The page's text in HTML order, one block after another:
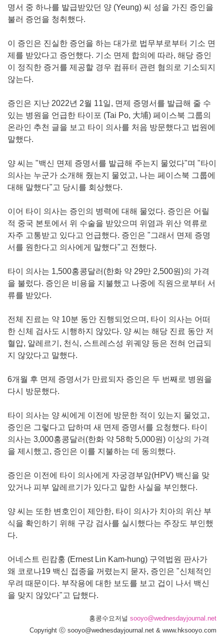
명서 중 하나를 발급받았던 양 (Yeung) 씨 성을 가진 증인을
불러 증언을 청취했다.
이 증인은 진실한 증언을 하는 대가로 법무부로부터 기소 면
제를 받았다고 증언했다. 기소 면제 합의에 따라, 해당 증인
이 정직한 증거를 제공할 경우 컴퓨터 관련 혐의로 기소되지
않는다.
증인은 지난 2022년 2월 11일, 면제 증명서를 발급해 줄 수
있는 병원을 언급한 타이포 (Tai Po, 大埔) 페이스북 그룹의
온라인 추천 글을 보고 타이 의사를 처음 방문했다고 법원에
말했다.
양 씨는 "백신 면제 증명서를 발급해 주는지 물었다"며 "타이
의사는 누군가 소개해 줬는지 물었고, 나는 페이스북 그룹에
대해 말했다"고 당시를 회상했다.
이어 타이 의사는 증인의 병력에 대해 물었다. 증인은 어릴
적 중국 본토에서 위 수술을 받았으며 위염과 위산 역류로
자주 고통받고 있다고 언급했다. 증인은 "그래서 면제 증명
서를 원한다고 의사에게 말했다"고 전했다.
타이 의사는 1,500홍콩달러(한화 약 29만 2,500원)의 가격
을 불렀다. 증인은 비용을 지불했고 나중에 직원으로부터 서
류를 받았다.
전체 진료는 약 10분 동안 진행되었으며, 타이 의사는 어떠
한 신체 검사도 시행하지 않았다. 양 씨는 해당 진료 동안 저
혈압, 알레르기, 천식, 스트레스성 위궤양 등은 전혀 언급되
지 않았다고 말했다.
6개월 후 면제 증명서가 만료되자 증인은 두 번째로 병원을
다시 방문했다.
타이 의사는 양 씨에게 이전에 방문한 적이 있는지 물었고,
증인은 그렇다고 답하며 새 면제 증명서를 요청했다. 타이
의사는 3,000홍콩달러(한화 약 58학 5,000원) 이상의 가격
을 제시했고, 증인은 이를 지불하는 데 동의했다.
증인은 이전에 타이 의사에게 자궁경부암(HPV) 백신을 맞
았거나 피부 알레르기가 있다고 말한 사실을 부인했다.
양 씨는 또한 변호인이 제안한, 타이 의사가 치아의 위산 부
식을 확인하기 위해 구강 검사를 실시했다는 주장도 부인했
다.
어네스트 린캄훙 (Ernest Lin Kam-hung) 구역법원 판사가
왜 코로나19 백신 접종을 꺼렸는지 묻자, 증인은 "신체적인
우려 때문이다. 부작용에 대한 보도를 보고 겁이 나서 백신
을 맞지 않았다"고 답했다.
홍콩수요저널 sooyo@wednesdayjournal.net
Copyright ⓒ sooyo@wednesdayjournal.net & www.hksooyo.com